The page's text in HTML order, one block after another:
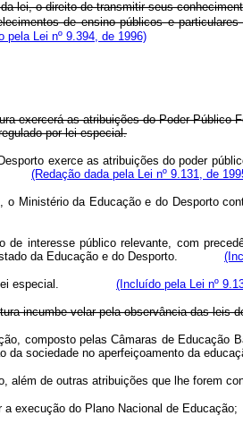
da lei, o direito de transmitir seus
de ensino públicos e
pela Lei nº 9.394, de 1996)
exercerá as atribuições do Poder Público
por lei especial.
exerce as atribuições do poder
(Redação dada pela Lei nº 9.131, de
Ministério da Educação e do
público relevante, com
Estado da Educação e do Desporto.
por lei especial. (Incluído pela Lei nº
incumbe velar pela observância das leis
composto pelas Câmaras de
da sociedade no aperfeiçoamento da
de outras atribuições que lhe forem
a execução do Plano Nacional de